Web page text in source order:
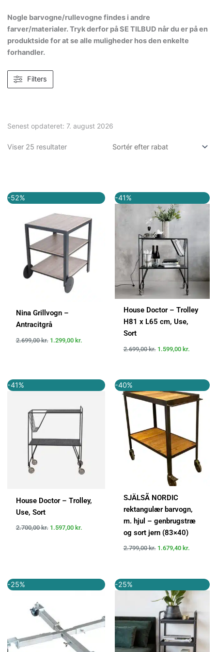
Nogle barvogne/rullevogne findes i andre
farver/materialer. Tryk derfor på SE TILBUD når du er på en
produktside for at se alle muligheder hos den enkelte
forhandler.
Filters
Senest opdateret: 7. august 2026
Viser 25 resultater
-52%
Nina Grillvogn –
Antracitgrå
2.699,00kr.
oprindelige
pris
2.699,00 kr..
1.299,00 kr.
aktuelle
er:
1.299,00 kr..
-41%
House Doctor – Trolley
H81 x L65 cm, Use,
Sort
2.699,00kr.
oprindelige
pris
var:
2.699,00 kr..
1.599,00 kr.
aktuelle
-41%
House Doctor – Trolley,
Use, Sort
2.700,00kr.
oprindelige
var:
2.700,00 kr..
1.597,00 kr.
aktuelle
er:
1.597,00 kr..
-40%
SJÄLSÃ NORDIC
rektangulær barvogn,
m. hjul – genbrugstræ
og sort jern (83×40)
2.799,00kr.
oprindelige
pris
var:
2.799,00 kr..
1.679,40 kr.
aktuelle
pris
er:
1.679,40
-25%
oprindelige
var:
399,95 kr..
aktuelle
-25%
oprindelige
pris
var:
1.199,00 kr..
aktuelle
pris
899,00 kr..